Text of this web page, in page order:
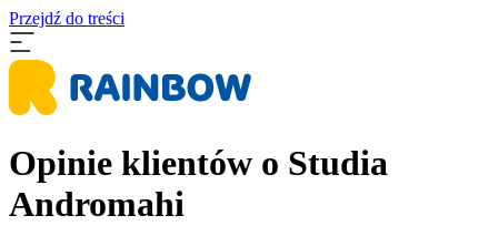
Przejdź do treści
Opinie klientów o Studia
Andromahi